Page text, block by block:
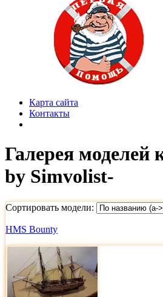
Карта сайта
Контакты
Галерея моделей
by Simvolist-
Сортировать модели:
HMS Bounty